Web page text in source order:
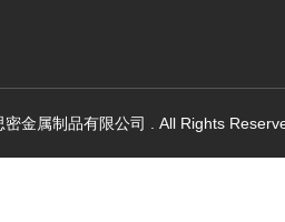
金属制品有限公司 . All Rights